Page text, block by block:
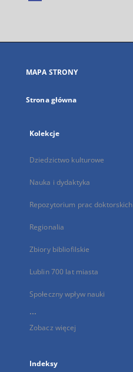
się
karcie
MAPA STRONY
Strona główna
Kolekcje
Dziedzictwo kulturowe
Nauka i dydaktyka
Repozytorium prac doktorskich
Regionalia
Zbiory bibliofilskie
Lublin 700 lat miasta
Społeczny wpływ nauki
...
Zobacz więcej
Indeksy